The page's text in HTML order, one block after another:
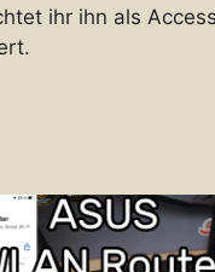
ihr ihn als